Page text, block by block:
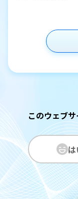
このウェブ
は